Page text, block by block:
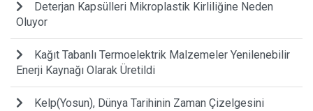
Deterjan Kapsülleri Mikroplastik Kirliliğine Neden
Oluyor
Kağıt Tabanlı Termoelektrik Malzemeler Yenilenebilir
Enerji Kaynağı Olarak Üretildi
Kelp(Yosun), Dünya Tarihinin Zaman Çizelgesini